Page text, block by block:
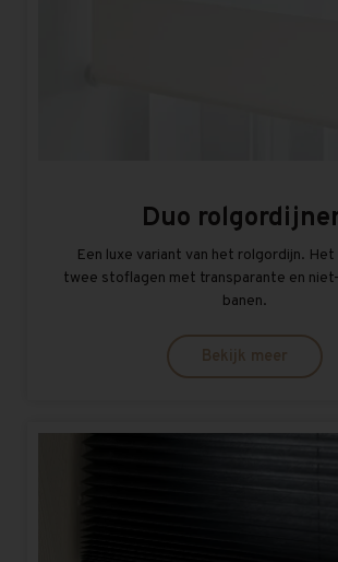
Duo
Een luxe variant van het rolgordijn.
twee stoflagen met transparante en
banen.
Bekijk meer